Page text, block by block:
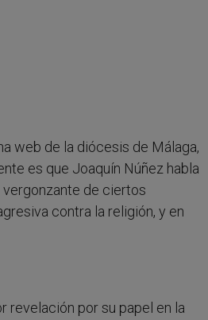
web de la diócesis de Málaga,
es que Joaquín Núñez habla
vergonzante de ciertos
contra la religión, y en
revelación por su papel en la